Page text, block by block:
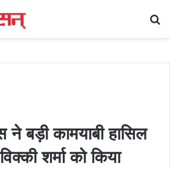
ने बड़ी कामयाबी हासिल
शर्मा को किया